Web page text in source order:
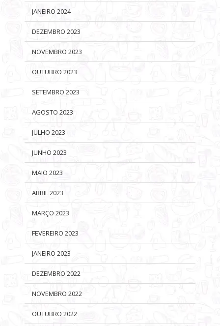
JANEIRO 2024
DEZEMBRO 2023
NOVEMBRO 2023
OUTUBRO 2023
SETEMBRO 2023
AGOSTO 2023
JULHO 2023
JUNHO 2023
MAIO 2023
ABRIL 2023
MARÇO 2023
FEVEREIRO 2023
JANEIRO 2023
DEZEMBRO 2022
NOVEMBRO 2022
OUTUBRO 2022